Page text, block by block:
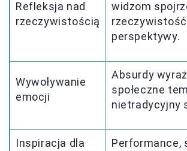
Refleksja nad
rzeczywistością
widzom
perspektywy.
Wywoływanie
emocji
Absurdy
społeczne
nietradycyjny
Inspiracja dla
Performance,